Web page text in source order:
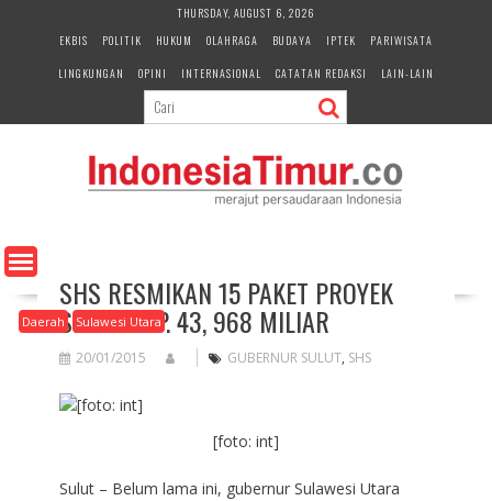
e
n
THURSDAY, AUGUST 6, 2026
EKBIS
POLITIK HUKUM OLAHRAGA BUDAYA IPTEK
PARIWISATA
LINGKUNGAN
OPINI INTERNASIONAL CATATAN REDAKSI LAIN-LAIN
Daerah Sulawesi Utara
SHS RESMIKAN 15 PAKET PROYEK
SENILAI RP. 43, 968 MILIAR
20/01/2015 GUBERNUR SULUT, SHS
[foto: int]
Sulut – Belum lama ini, gubernur Sulawesi Utara